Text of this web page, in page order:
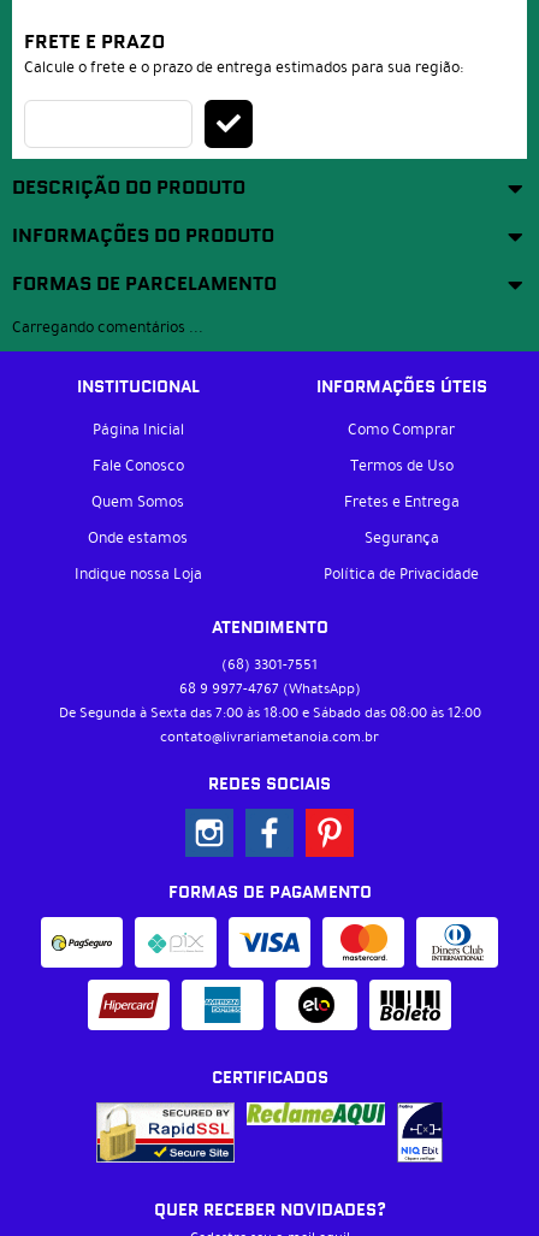
FRETE E PRAZO
Calcule o frete e o prazo de entrega estimados para sua região:
DESCRIÇÃO DO PRODUTO
INFORMAÇÕES DO PRODUTO
FORMAS DE PARCELAMENTO
Carregando comentários ...
INSTITUCIONAL
Página Inicial
Fale Conosco
Quem Somos
Onde estamos
Indique nossa Loja
INFORMAÇÕES ÚTEIS
Como Comprar
Termos de Uso
Fretes e Entrega
Segurança
Política de Privacidade
ATENDIMENTO
(68) 3301-7551
68 9 9977-4767 (WhatsApp)
De Segunda à Sexta das 7:00 às 18:00 e Sábado das 08:00 às 12:00
contato@livrariametanoia.com.br
REDES SOCIAIS
FORMAS DE PAGAMENTO
CERTIFICADOS
QUER RECEBER NOVIDADES?